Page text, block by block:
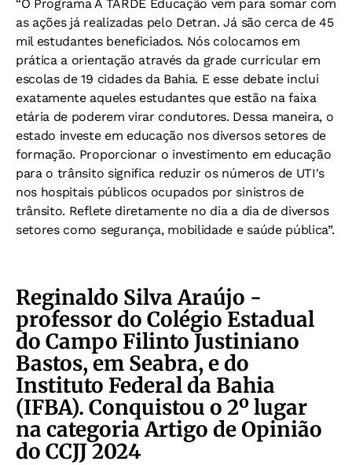
“O Programa A TARDE Educação vem para somar com
as ações já realizadas pelo Detran. Já são cerca de 45
mil estudantes beneficiados. Nós colocamos em
prática a orientação através da grade curricular em
escolas de 19 cidades da Bahia. E esse debate inclui
exatamente aqueles estudantes que estão na faixa
etária de poderem virar condutores. Dessa maneira, o
estado investe em educação nos diversos setores de
formação. Proporcionar o investimento em educação
para o trânsito significa reduzir os números de UTI's
nos hospitais públicos ocupados por sinistros de
trânsito. Reflete diretamente no dia a dia de diversos
setores como segurança, mobilidade e saúde pública”.
Reginaldo Silva Araújo -
professor do Colégio Estadual
do Campo Filinto Justiniano
Bastos, em Seabra, e do
Instituto Federal da Bahia
(IFBA). Conquistou o 2º lugar
na categoria Artigo de Opinião
do CCJJ 2024